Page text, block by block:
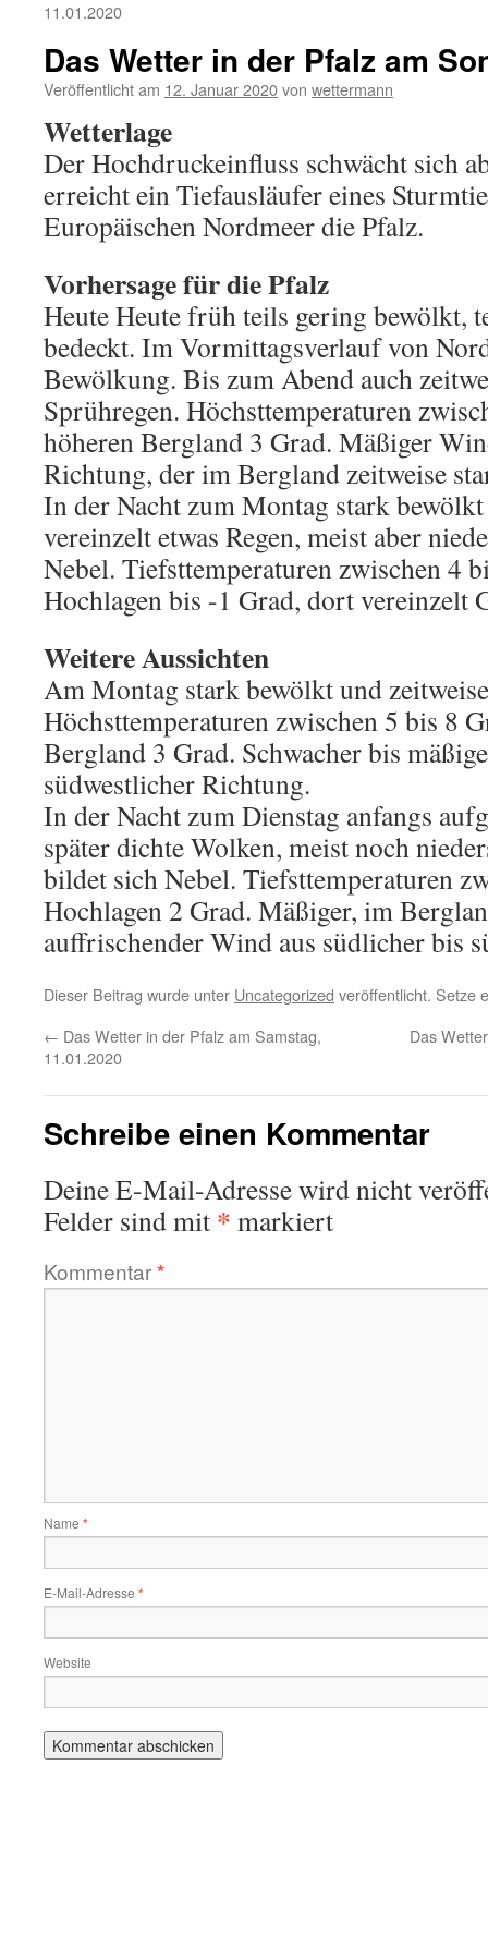
11.01.2020
Das Wetter in der Pfalz am
Veröffentlicht am 12. Januar 2020von wettermann
Wetterlage
Der Hochdruckeinfluss schwächt sich
erreicht ein Tiefausläufer eines
Europäischen Nordmeer die Pfalz.
Vorhersage für die Pfalz
Heute Heute früh teils gering bewölkt,
bedeckt. Im Vormittagsverlauf von
Bewölkung. Bis zum Abend auch
Sprühregen. Höchsttemperaturen
höheren Bergland 3 Grad. Mäßiger
Richtung, der im Bergland zeitweise
In der Nacht zum Montag stark
vereinzelt etwas Regen, meist aber
Nebel. Tiefsttemperaturen zwischen 4
Hochlagen bis -1 Grad, dort vereinzelt
Weitere Aussichten
Am Montag stark bewölkt und
Höchsttemperaturen zwischen 5 bis 8
Bergland 3 Grad. Schwacher bis
südwestlicher Richtung.
In der Nacht zum Dienstag anfangs
später dichte Wolken, meist noch
bildet sich Nebel. Tiefsttemperaturen
Hochlagen 2 Grad. Mäßiger, im
auffrischender Wind aus südlicher bis
Dieser Beitrag wurde unter Uncategorized veröffentlicht. Setze
← Das Wetter in der Pfalz am Samstag,
11.01.2020
Das
Schreibe einen Kommentar
Deine E-Mail-Adresse wird nicht
Felder sind mit * markiert
Kommentar*
Name *
E-Mail-Adresse *
Website